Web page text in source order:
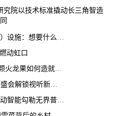
究院以技术标准撬动长三角智造
动虹口